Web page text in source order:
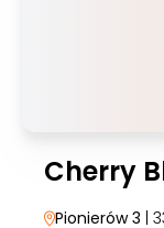
Cherry
Pionierów 3 |